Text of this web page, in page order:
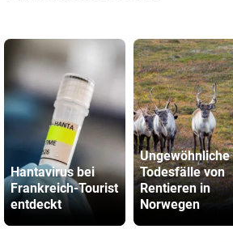
Hantavirus bei
Frankreich-Tourist
entdeckt
Ungewöhnliche
Todesfälle von
Rentieren in
Norwegen